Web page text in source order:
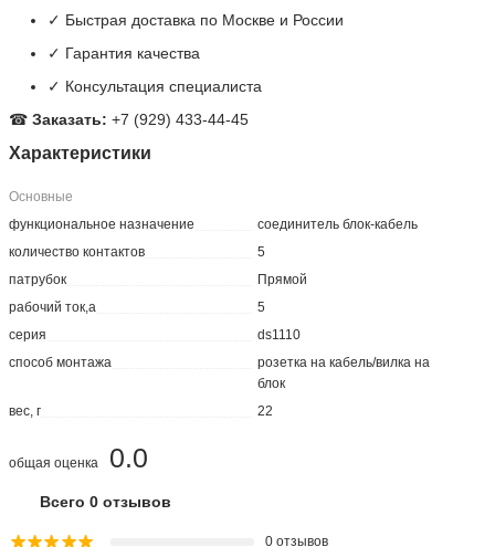
✓ Быстрая доставка по Москве и России
✓ Гарантия качества
✓ Консультация специалиста
☎Заказать: +7 (929) 433-44-45
Характеристики
Основные
функциональное назначение
соединитель блок-кабель
количество контактов
5
патрубок
Прямой
рабочий ток,а
5
серия
ds1110
способ монтажа
розетка на кабель/вилка на
блок
вес, г
22
0.0
общая оценка
Всего 0 отзывов
0 отзывов